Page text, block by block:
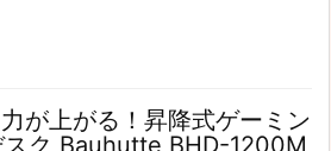
が上がる！昇降式ゲーミン
スク Bauhutte BHD-1200M